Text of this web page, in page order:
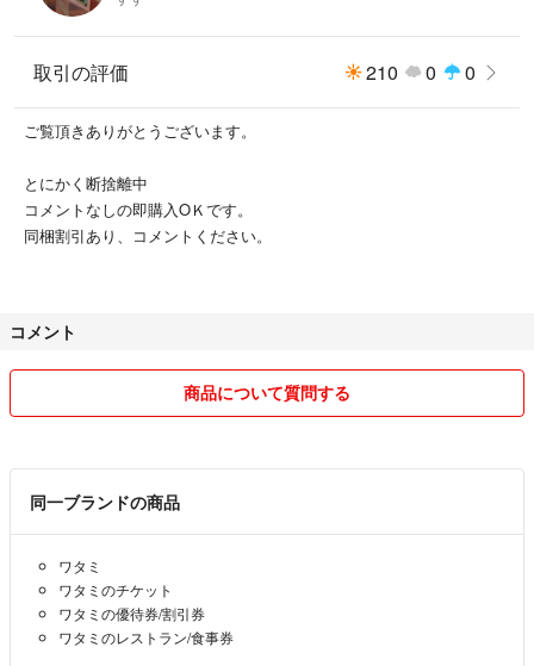
取引の評価 210 0 0
ご覧頂きありがとうございます。
とにかく断捨離中
コメントなしの即購入OＫです。
同梱割引あり、コメントください。
コメント
商品について質問する
同一ブランドの商品
ワタミ
ワタミのチケット
ワタミの優待券/割引券
ワタミのレストラン/食事券